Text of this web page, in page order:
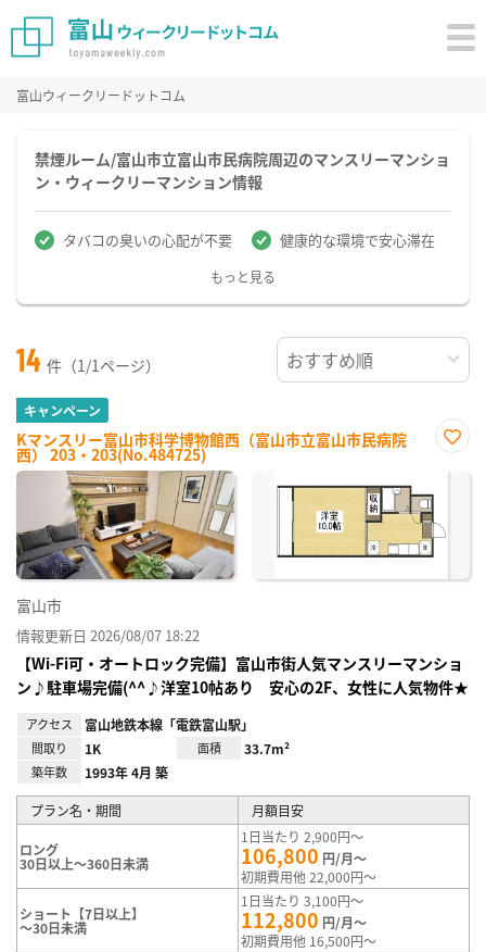
富山ウィークリードットコム
禁煙ルーム/富山市立富山市民病院周辺のマンスリーマンショ
ン・ウィークリーマンション情報
タバコの臭いの心配が不要 健康的な環境で安心滞在
もっと見る
14 件（1/1ページ）
キャンペーン
Kマンスリー富山市科学博物館西（富山市立富山市民病院
西） 203・203(No.484725)
に入
富山市
情報更新日 2026/08/07 18:22
【Wi-Fi可・オートロック完備】富山市街人気マンスリーマンショ
ン♪駐車場完備(^^♪洋室10帖あり 安心の2F、女性に人気物件★
アクセス 富山地鉄本線「電鉄富山駅」
間取り 1K 面積 33.7m²
築年数 1993年 4月 築
プラン名・期間 月額目安
ロング
30日以上～360日未満
1日当たり 2,900円～
106,800 円/月～
初期費用他 22,000円～
ショート【7日以上】
～30日未満
1日当たり 3,100円～
112,800 円/月～
初期費用他 16,500円～